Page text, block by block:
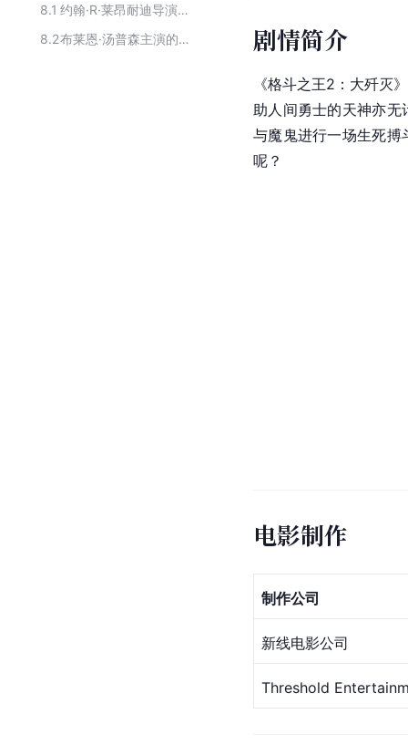
8.1
约翰·R·莱昂耐迪导演的作品
8.2
布莱恩·汤普森主演的电影 剧情简介
《格斗之王2：大歼灭
助人间勇士的天神亦
与魔鬼进行一场生死搏
呢？
电影制作
制作公司
新线电影公司
Threshold